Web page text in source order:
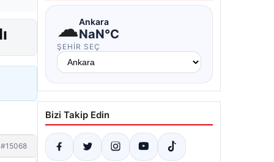
#15068
☁Ankara
NaN°C
ŞEHIR SEÇ
Bizi Takip Edin